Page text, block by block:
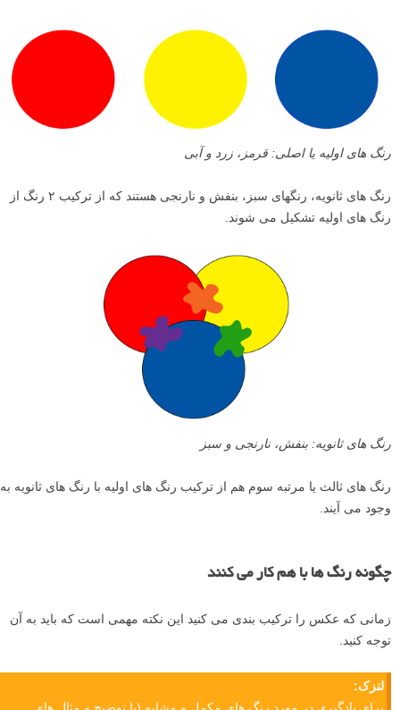
رنگ های اولیه یا اصلی: قرمز، زرد و آبی
رنگ های ثانویه، رنگهای سبز، بنفش و نارنجی هستند که از ترکیب ۲ رنگ از
رنگ های اولیه تشکیل می شوند.
رنگ های ثانویه: بنفش، نارنجی و سبز
رنگ های ثالث یا مرتبه سوم هم از ترکیب رنگ های اولیه با رنگ های ثانویه به
وجود می آیند.
چگونه رنگ ها با هم کار می کنند
زمانی که عکس را ترکیب بندی می کنید این نکته مهمی است که باید به آن
توجه کنید.
لنزک: